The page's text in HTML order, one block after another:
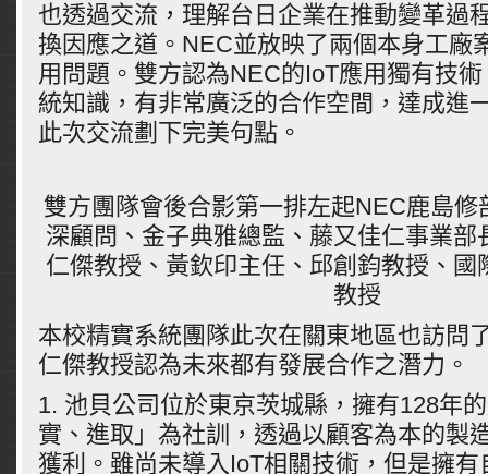
也透過交流，理解台日企業在推動變革過
換因應之道。NEC並放映了兩個本身工廠
用問題。雙方認為NEC的IoT應用獨有技
統知識，有非常廣泛的合作空間，達成進
此次交流劃下完美句點。
雙方團隊會後合影第一排左起NEC鹿島修
深顧問、金子典雅總監、藤又佳仁事業部
仁傑教授、黃欽印主任、邱創鈞教授、國
教授
本校精實系統團隊此次在關東地區也訪問
仁傑教授認為未來都有發展合作之潛力。
1. 池貝公司位於東京茨城縣，擁有128年
實、進取」為社訓，透過以顧客為本的製
獲利。雖尚未導入IoT相關技術，但是擁